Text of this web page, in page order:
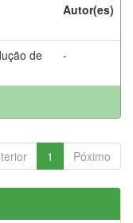
Autor(es)
de
-
1 Póximo